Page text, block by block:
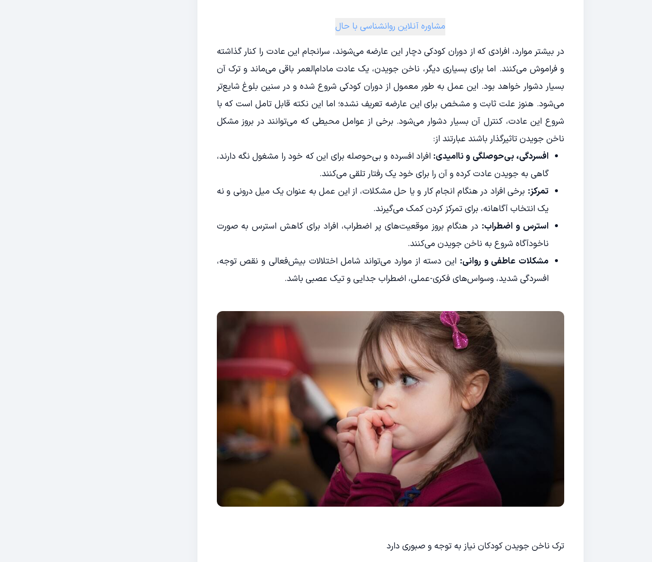
مشاوره آنلاین روانشناسی با حال
در بیشتر موارد، افرادی که از دوران کودکی دچار این عارضه می‌شوند، سرانجام این عادت را کنار گذاشته
و فراموش می‌کنند. اما برای بسیاری دیگر، ناخن جویدن، یک عادت مادا‌م‌العمر باقی می‌ماند و ترک آن
بسیار دشوار خواهد بود. این عمل به طور معمول از دوران کودکی شروع شده و در سنین بلوغ شایع‌تر
می‌شود. هنوز علت ثابت و مشخص برای این عارضه تعریف نشده؛ اما این نکته قابل تامل است که با
شروع این عادت، کنترل آن بسیار دشوار می‌شود. برخی از عوامل محیطی که می‌توانند در بروز مشکل
ناخن جویدن تاثیرگذار باشند عبارتند از:
افسردگی، بی‌حوصلگی و ناامیدی: افراد افسرده و بی‌حوصله برای این که خود را مشغول نگه دارند،
گاهی به جویدن عادت کرده و آن را برای خود یک رفتار تلقی می‌کنند.
تمرکز: برخی افراد در هنگام انجام کار و یا حل مشکلات، از این عمل به عنوان یک میل درونی و نه
یک انتخاب آگاهانه، برای تمرکز کردن کمک می‌گیرند.
استرس و اضطراب: در هنگام بروز موقعیت‌های پر اضطراب، افراد برای کاهش استرس به صورت
ناخودآگاه شروع به ناخن جویدن می‌کنند.
مشکلات عاطفی و روانی: این دسته از موارد می‌تواند شامل اختلالات بیش‌فعالی و نقص توجه،
افسردگی شدید، وسواس‌های فکری-عملی، اضطراب جدایی و تیک عصبی باشد.
ترک ناخن جویدن کودکان نیاز به توجه و صبوری دارد